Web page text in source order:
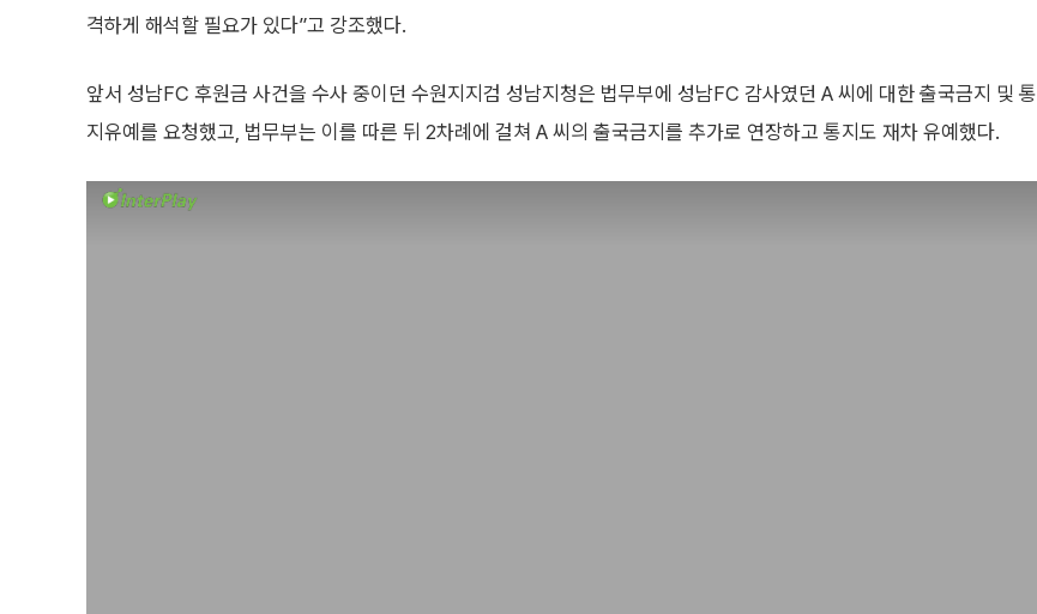
격하게 해석할 필요가 있다”고 강조했다.
앞서 성남FC 후원금 사건을 수사 중이던 수원지지검 성남지청은 법무부에 성남FC 감사였던 A 씨에 대한 출국금지 및 통
지유예를 요청했고, 법무부는 이를 따른 뒤 2차례에 걸쳐 A 씨의 출국금지를 추가로 연장하고 통지도 재차 유예했다.